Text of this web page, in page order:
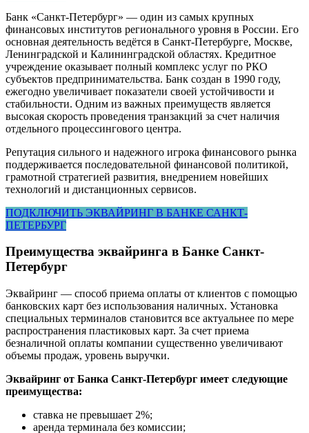
Банк «Санкт-Петербург» — один из самых крупных
финансовых институтов регионального уровня в России. Его
основная деятельность ведётся в Санкт-Петербурге, Москве,
Ленинградской и Калининградской областях. Кредитное
учреждение оказывает полный комплекс услуг по РКО
субъектов предпринимательства. Банк создан в 1990 году,
ежегодно увеличивает показатели своей устойчивости и
стабильности. Одним из важных преимуществ является
высокая скорость проведения транзакций за счет наличия
отдельного процессингового центра.
Репутация сильного и надежного игрока финансового рынка
поддерживается последовательной финансовой политикой,
грамотной стратегией развития, внедрением новейших
технологий и дистанционных сервисов.
ПОДКЛЮЧИТЬ ЭКВАЙРИНГ В БАНКЕ САНКТ-
ПЕТЕРБУРГ
Преимущества эквайринга в Банке Санкт-
Петербург
Эквайринг — способ приема оплаты от клиентов с помощью
банковских карт без использования наличных. Установка
специальных терминалов становится все актуальнее по мере
распространения пластиковых карт. За счет приема
безналичной оплаты компании существенно увеличивают
объемы продаж, уровень выручки.
Эквайринг от Банка Санкт-Петербург имеет следующие
преимущества:
ставка не превышает 2%;
аренда терминала без комиссии;